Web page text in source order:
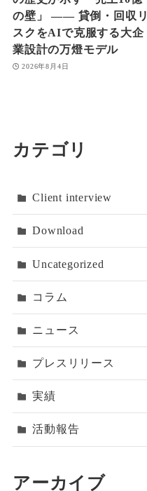
の壁」 ―― 貸倒・回収リ
スクをAIで克服する大企
業設計の万燈モデル
2026年8月4日
カテゴリ
Client interview
Download
Uncategorized
コラム
ニュース
プレスリリース
実績
活動報告
アーカイブ